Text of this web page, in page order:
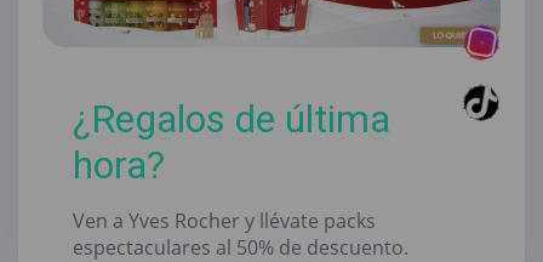
¿Regalos de última
hora?
Ven a Yves Rocher y llévate packs
espectaculares al 50% de descuento.